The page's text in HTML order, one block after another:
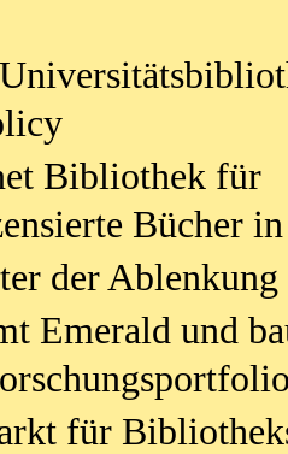
Bibliothek für
Bücher
der Ablenkung
Emerald und
für